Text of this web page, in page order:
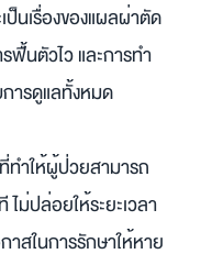
นเรื่องของแผลผ่าตัด
ฟื้นตัวไว และการทำ
ารดูแลทั้งหมด
ำให้ผู้ป่วยสามารถ
ม่ปล่อยให้ระยะเวลา
าสในการรักษาให้หาย